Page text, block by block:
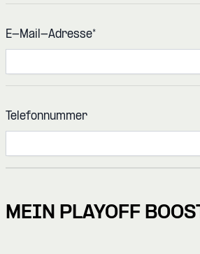
E-Mail-Adresse*
Telefonnummer
MEIN PLAYOFF